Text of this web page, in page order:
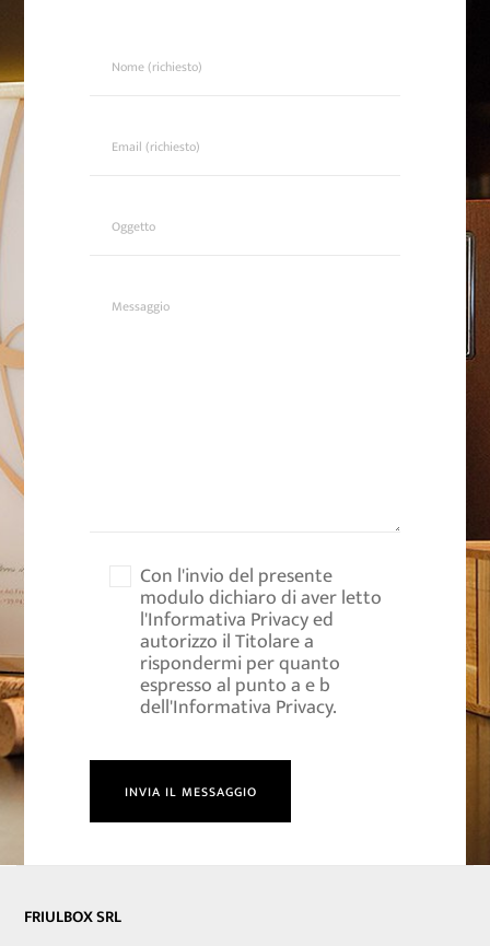
Con l'invio del presente
modulodichiaro di aver letto
l'Informativa Privacyed
autorizzo il Titolare a
rispondermi per quanto
espresso al punto a e b
dell'Informativa Privacy.
FRIULBOX SRL